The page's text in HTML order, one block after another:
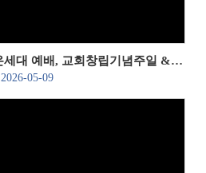
2026년 4월 5일 부활절 온세대 예배, 교회창립기념주일 & 부활 축제
2026-05-09